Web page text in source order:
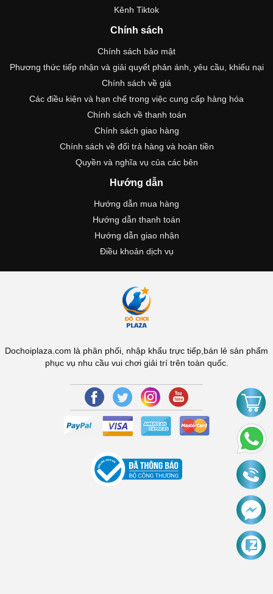
Kênh Tiktok
Chính sách
Chính sách bảo mật
Phương thức tiếp nhận và giải quyết phản ánh, yêu cầu, khiếu nại
Chính sách về giá
Các điều kiện và hạn chế trong việc cung cấp hàng hóa
Chính sách về thanh toán
Chính sách giao hàng
Chính sách về đổi trả hàng và hoàn tiền
Quyền và nghĩa vụ của các bên
Hướng dẫn
Hướng dẫn mua hàng
Hướng dẫn thanh toán
Hướng dẫn giao nhận
Điều khoản dịch vụ
Dochoiplaza.com là phân phối, nhập khẩu trực tiếp,bán lẻ sản phẩm
phục vụ nhu cầu vui chơi giải trí trên toàn quốc.